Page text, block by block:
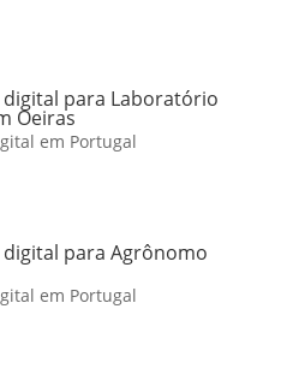
para Laboratório
Oeiras
em Portugal
para Agrônomo
em Portugal